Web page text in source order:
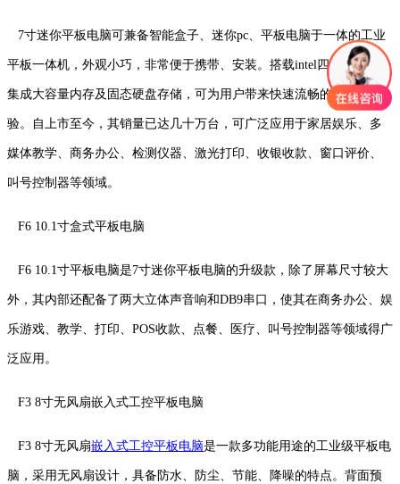
7寸迷你平板电脑可兼备智能盒子、迷你pc、平板电脑于一体的工业
平板一体机，外观小巧，非常便于携带、安装。搭载intel四核处理器，
集成大容量内存及固态硬盘存储，可为用户带来快速流畅的操作体
验。自上市至今，其销量已达几十万台，可广泛应用于家居娱乐、多
媒体教学、商务办公、检测仪器、激光打印、收银收款、窗口评价、
叫号控制器等领域。
F6 10.1寸盒式平板电脑
F6 10.1寸平板电脑是7寸迷你平板电脑的升级款，除了屏幕尺寸较大
外，其内部还配备了两大立体声音响和DB9串口，使其在商务办公、娱
乐游戏、教学、打印、POS收款、点餐、医疗、叫号控制器等领域得广
泛应用。
F3 8寸无风扇嵌入式工控平板电脑
F3 8寸无风扇嵌入式工控平板电脑是一款多功能用途的工业级平板电
脑，采用无风扇设计，具备防水、防尘、节能、降噪的特点。背面预